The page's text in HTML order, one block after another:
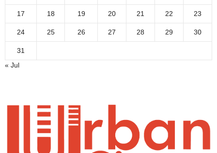
17 18 19 20 21 22 23
24 25 26 27 28 29 30
31
« Jul